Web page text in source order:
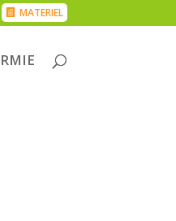
MATERIEL